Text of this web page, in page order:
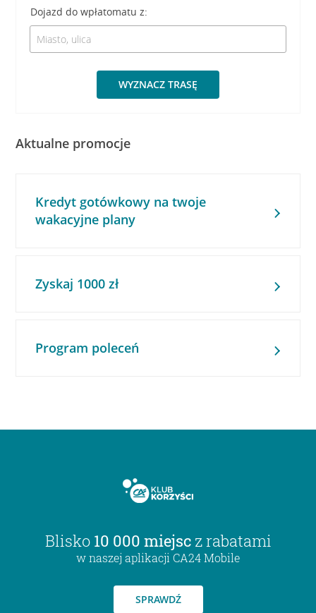
Dojazd do wpłatomatu z:
WYZNACZ TRASĘ
Aktualne promocje
Kredyt gotówkowy na twoje
wakacyjne plany
Zyskaj 1000 zł
Program poleceń
Blisko 10 000 miejsc z rabatami
w naszej aplikacji CA24 Mobile
SPRAWDŹ